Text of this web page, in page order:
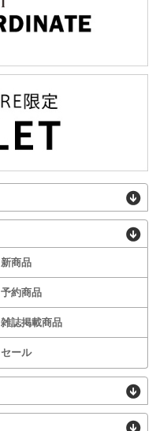
新商品
予約商品
雑誌掲載商品
セール